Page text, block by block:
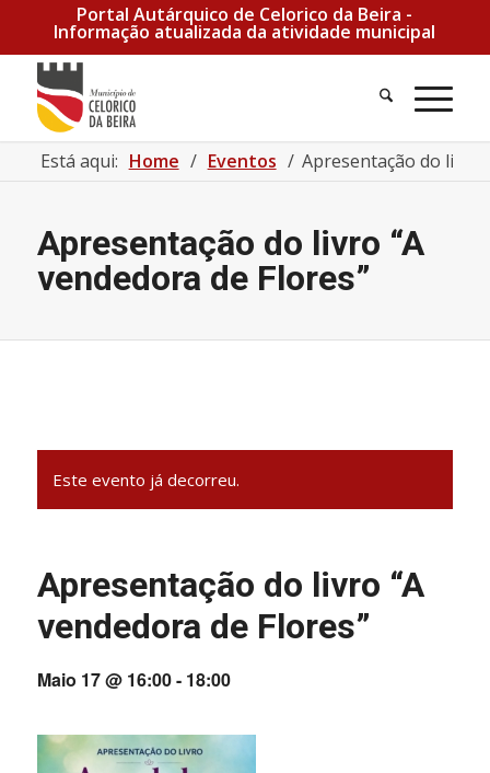
Portal Autárquico de Celorico da Beira -
Informação atualizada da atividade municipal
Está aqui: Home / Eventos / Apresentação do livro
Apresentação do livro “A
vendedora de Flores”
Este evento já decorreu.
Apresentação do livro “A
vendedora de Flores”
Maio 17 @ 16:00- 18:00